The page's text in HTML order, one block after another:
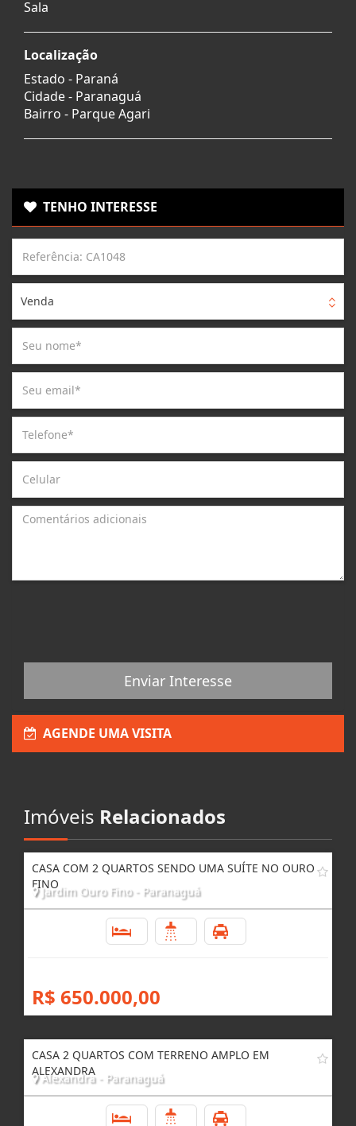
Sala
Localização
Estado - Paraná
Cidade - Paranaguá
Bairro - Parque Agari
TENHO INTERESSE
Venda
Enviar Interesse
AGENDE UMA VISITA
Imóveis Relacionados
CASA COM 2 QUARTOS SENDO UMA SUÍTE NO OURO
FINO
Jardim Ouro Fino - Paranaguá
R$ 650.000,00
CASA 2 QUARTOS COM TERRENO AMPLO EM
ALEXANDRA
Alexandra - Paranaguá